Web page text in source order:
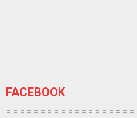
FACEBOOK